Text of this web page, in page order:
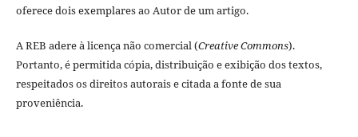
oferece dois exemplares ao Autor de um artigo.
A REB adere à licença não comercial (Creative Commons).
Portanto, é permitida cópia, distribuição e exibição dos textos,
respeitados os direitos autorais e citada a fonte de sua
proveniência.